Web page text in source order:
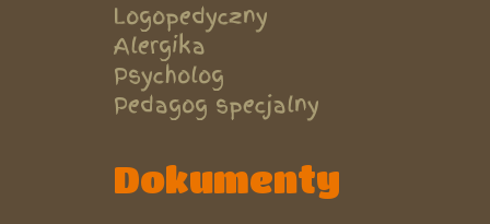
Logopedyczny
Alergika
Psycholog
Pedagog specjalny
Dokumenty